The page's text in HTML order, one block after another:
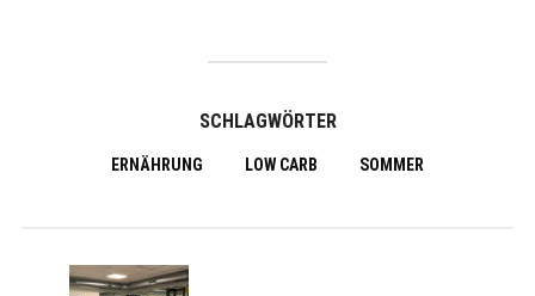
SCHLAGWÖRTER
ERNÄHRUNG LOW CARB SOMMER